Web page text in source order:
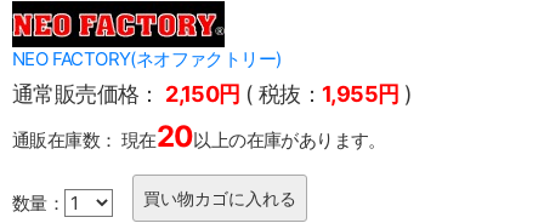
NEO FACTORY(ネオファクトリー)
通常販売価格： 2,150円 ( 税抜： 1,955円 )
通販在庫数： 現在20以上の在庫があります。
数量：